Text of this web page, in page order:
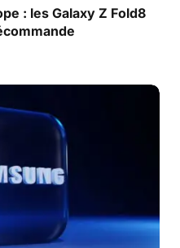
: les Galaxy Z Fold8